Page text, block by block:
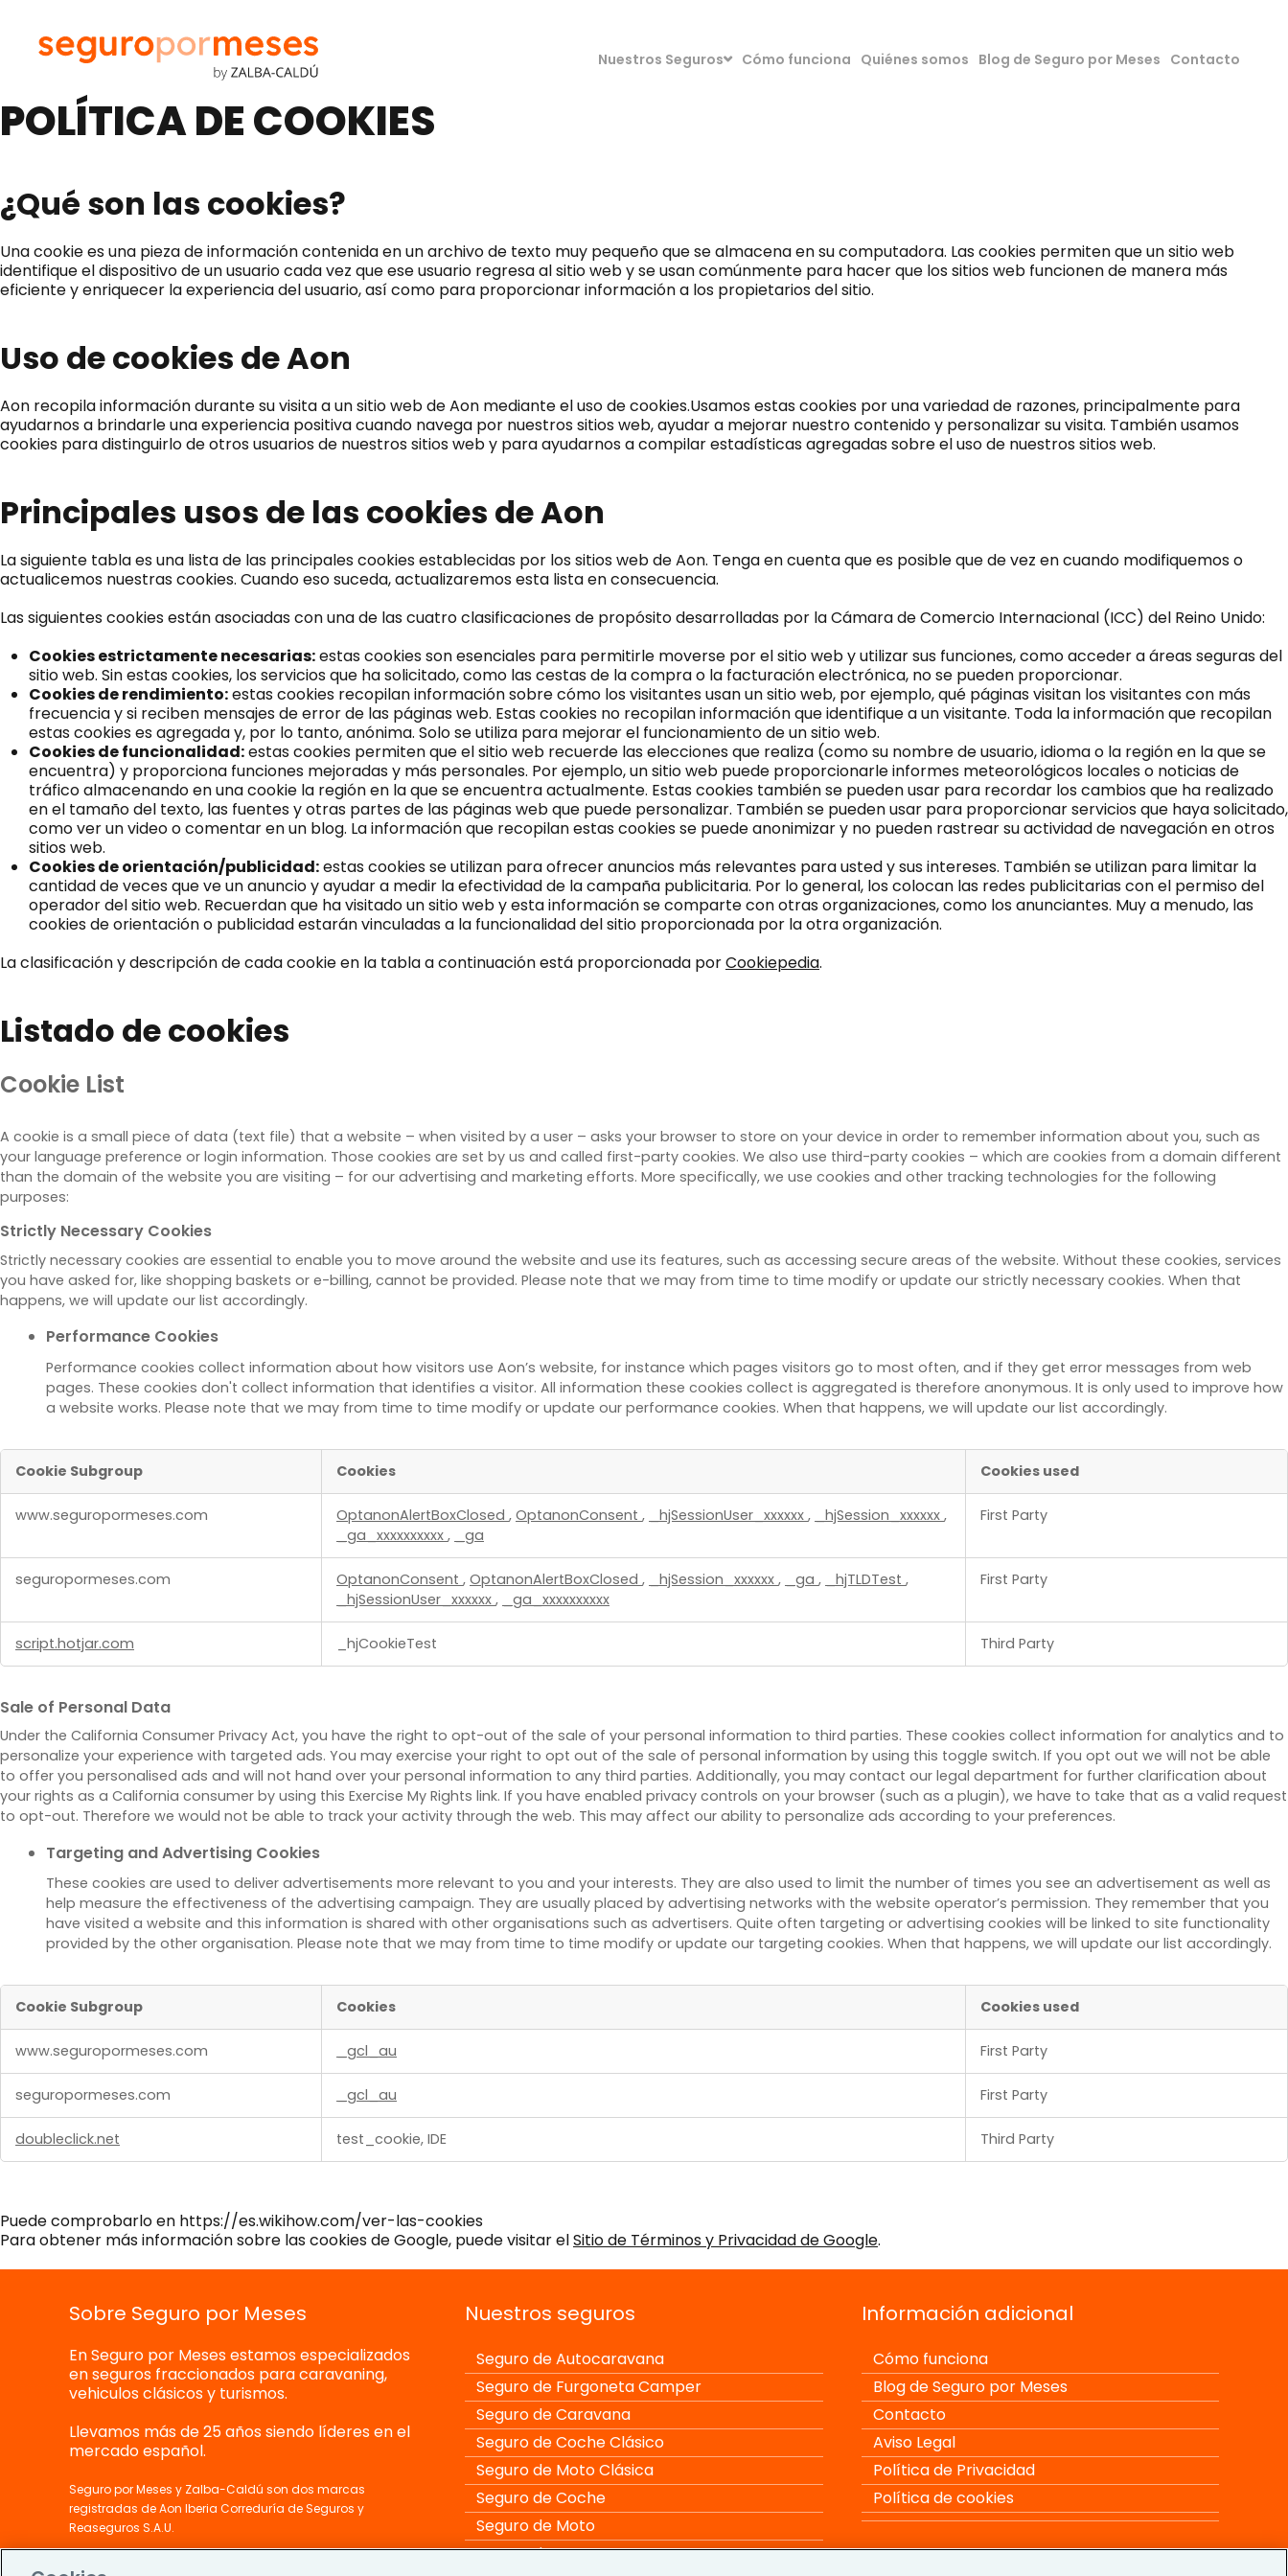
Nuestros Seguros Cómo funciona Quiénes somos Blog de Seguro por Meses Contacto
POLÍTICA DE COOKIES
¿Qué son las cookies?
Una cookie es una pieza de información contenida en un archivo de texto muy pequeño que se almacena en su computadora. Las cookies permiten que un sitio web
identifique el dispositivo de un usuario cada vez que ese usuario regresa al sitio web y se usan comúnmente para hacer que los sitios web funcionen de manera más
eficiente y enriquecer la experiencia del usuario, así como para proporcionar información a los propietarios del sitio.
Uso de cookies de Aon
Aon recopila información durante su visita a un sitio web de Aon mediante el uso de cookies.Usamos estas cookies por una variedad de razones, principalmente para
ayudarnos a brindarle una experiencia positiva cuando navega por nuestros sitios web, ayudar a mejorar nuestro contenido y personalizar su visita. También usamos
cookies para distinguirlo de otros usuarios de nuestros sitios web y para ayudarnos a compilar estadísticas agregadas sobre el uso de nuestros sitios web.
Principales usos de las cookies de Aon
La siguiente tabla es una lista de las principales cookies establecidas por los sitios web de Aon. Tenga en cuenta que es posible que de vez en cuando modifiquemos o
actualicemos nuestras cookies. Cuando eso suceda, actualizaremos esta lista en consecuencia.
Las siguientes cookies están asociadas con una de las cuatro clasificaciones de propósito desarrolladas por la Cámara de Comercio Internacional (ICC) del Reino Unido:
Cookies estrictamente necesarias:estas cookies son esenciales para permitirle moverse por el sitio web y utilizar sus funciones, como acceder a áreas seguras del
sitio web. Sin estas cookies, los servicios que ha solicitado, como las cestas de la compra o la facturación electrónica, no se pueden proporcionar.
Cookies de rendimiento:estas cookies recopilan información sobre cómo los visitantes usan un sitio web, por ejemplo, qué páginas visitan los visitantes con más
frecuencia y si reciben mensajes de error de las páginas web. Estas cookies no recopilan información que identifique a un visitante. Toda la información que recopilan
estas cookies es agregada y, por lo tanto, anónima. Solo se utiliza para mejorar el funcionamiento de un sitio web.
Cookies de funcionalidad:estas cookies permiten que el sitio web recuerde las elecciones que realiza (como su nombre de usuario, idioma o la región en la que se
encuentra) y proporciona funciones mejoradas y más personales. Por ejemplo, un sitio web puede proporcionarle informes meteorológicos locales o noticias de
tráfico almacenando en una cookie la región en la que se encuentra actualmente. Estas cookies también se pueden usar para recordar los cambios que ha realizado
en el tamaño del texto, las fuentes y otras partes de las páginas web que puede personalizar. También se pueden usar para proporcionar servicios que haya solicitado,
como ver un video o comentar en un blog. La información que recopilan estas cookies se puede anonimizar y no pueden rastrear su actividad de navegación en otros
sitios web.
Cookies de orientación/publicidad:estas cookies se utilizan para ofrecer anuncios más relevantes para usted y sus intereses. También se utilizan para limitar la
cantidad de veces que ve un anuncio y ayudar a medir la efectividad de la campaña publicitaria. Por lo general, los colocan las redes publicitarias con el permiso del
operador del sitio web. Recuerdan que ha visitado un sitio web y esta información se comparte con otras organizaciones, como los anunciantes. Muy a menudo, las
cookies de orientación o publicidad estarán vinculadas a la funcionalidad del sitio proporcionada por la otra organización.
La clasificación y descripción de cada cookie en la tabla a continuación está proporcionada porCookiepedia.
Listado de cookies
Cookie List
A cookie is a small piece of data (text file) that a website – when visited by a user – asks your browser to store on your device in order to remember information about you, such as
your language preference or login information. Those cookies are set by us and called first-party cookies. We also use third-party cookies – which are cookies from a domain different
than the domain of the website you are visiting – for our advertising and marketing efforts. More specifically, we use cookies and other tracking technologies for the following
purposes:
Strictly Necessary Cookies
Strictly necessary cookies are essential to enable you to move around the website and use its features, such as accessing secure areas of the website. Without these cookies, services
you have asked for, like shopping baskets or e-billing, cannot be provided. Please note that we may from time to time modify or update our strictly necessary cookies. When that
happens, we will update our list accordingly.
Performance Cookies
Performance cookies collect information about how visitors use Aon’s website, for instance which pages visitors go to most often, and if they get error messages from web
pages. These cookies don't collect information that identifies a visitor. All information these cookies collect is aggregated is therefore anonymous. It is only used to improve how
a website works. Please note that we may from time to time modify or update our performance cookies. When that happens, we will update our list accordingly.
Necessary
Cookies,Performance
Cookies
Cookie Subgroup Cookies Cookies used
www.seguropormeses.com OptanonAlertBoxClosed , OptanonConsent , _hjSessionUser_xxxxxx , _hjSession_xxxxxx ,
_ga_xxxxxxxxxx , _ga
First Party
seguropormeses.com OptanonConsent , OptanonAlertBoxClosed , _hjSession_xxxxxx , _ga , _hjTLDTest ,
_hjSessionUser_xxxxxx , _ga_xxxxxxxxxx
First Party
script.hotjar.com _hjCookieTest Third Party
Sale of Personal Data
Under the California Consumer Privacy Act, you have the right to opt-out of the sale of your personal information to third parties. These cookies collect information for analytics and to
personalize your experience with targeted ads. You may exercise your right to opt out of the sale of personal information by using this toggle switch. If you opt out we will not be able
to offer you personalised ads and will not hand over your personal information to any third parties. Additionally, you may contact our legal department for further clarification about
your rights as a California consumer by using this Exercise My Rights link. If you have enabled privacy controls on your browser (such as a plugin), we have to take that as a valid request
to opt-out. Therefore we would not be able to track your activity through the web. This may affect our ability to personalize ads according to your preferences.
Targeting and Advertising Cookies
These cookies are used to deliver advertisements more relevant to you and your interests. They are also used to limit the number of times you see an advertisement as well as
help measure the effectiveness of the advertising campaign. They are usually placed by advertising networks with the website operator’s permission. They remember that you
have visited a website and this information is shared with other organisations such as advertisers. Quite often targeting or advertising cookies will be linked to site functionality
provided by the other organisation. Please note that we may from time to time modify or update our targeting cookies. When that happens, we will update our list accordingly.
Advertising
Cookies
Cookie Subgroup Cookies Cookies used
www.seguropormeses.com _gcl_au First Party
seguropormeses.com _gcl_au First Party
doubleclick.net test_cookie, IDE Third Party
Puede comprobarlo en https://es.wikihow.com/ver-las-cookies
Para obtener más información sobre las cookies de Google, puede visitar elSitio de Términos y Privacidad de Google.
Sobre Seguro por Meses
En Seguro por Meses estamos especializados
en seguros fraccionados para caravaning,
vehiculos clásicos y turismos.
Llevamos más de 25 años siendo líderes en el
mercado español.
Seguro por Meses y Zalba-Caldú son dos marcas
registradas de Aon Iberia Correduría de Seguros y
Reaseguros S.A.U.
Nuestros seguros
Seguro de Autocaravana
Seguro de Furgoneta Camper
Seguro de Caravana
Seguro de Coche Clásico
Seguro de Moto Clásica
Seguro de Coche
Seguro de Moto
Seguro de Furgoneta
Información adicional
Cómo funciona
Blog de Seguro por Meses
Contacto
Aviso Legal
Política de Privacidad
Política de cookies